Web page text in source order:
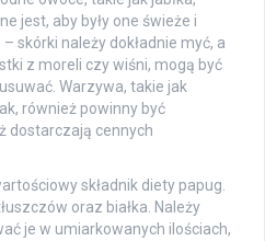
jest, aby były one świeże i
skórki należy dokładnie myć, a
z moreli czy wiśni, mogą być
Warzywa, takie jak
również powinny być
dostarczają cennych
składnik diety papug.
oraz białka. Należy
je w umiarkowanych ilościach,